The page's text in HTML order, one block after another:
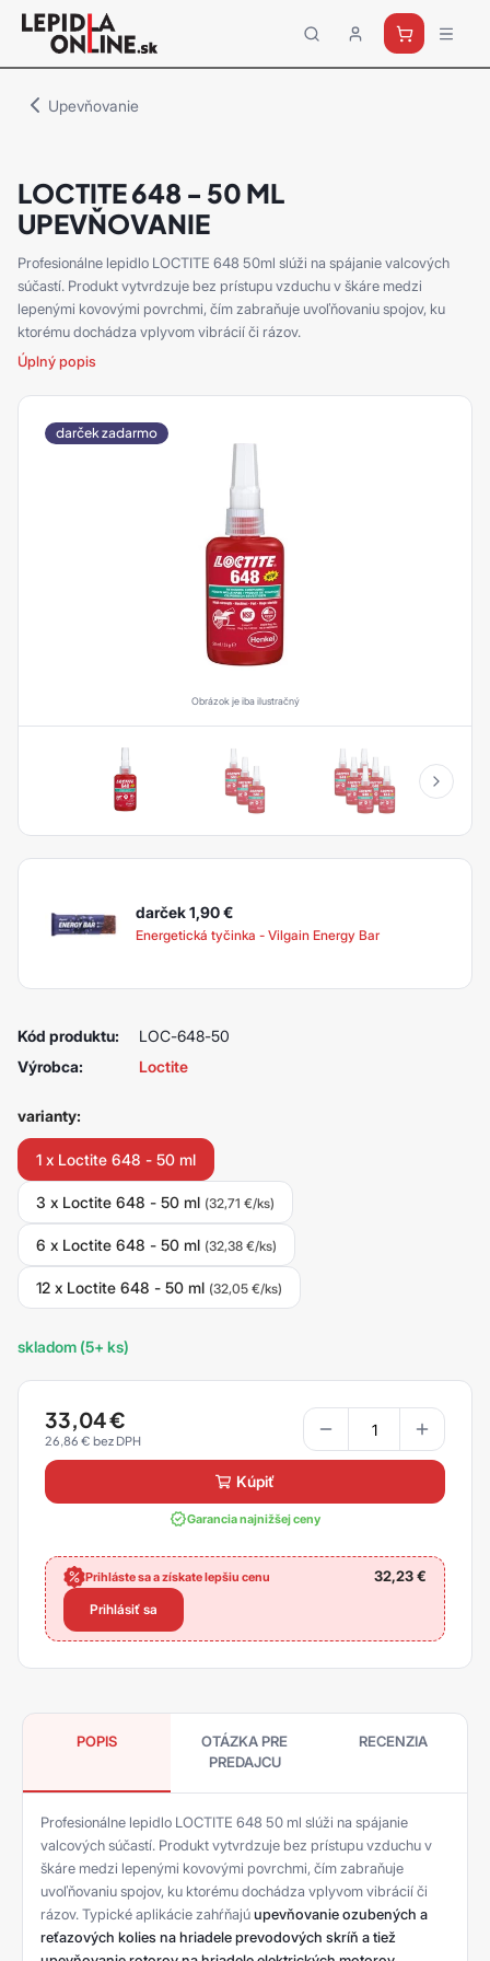
Priemyselné
lepidlá
Upevňovanie
LOCTITE 648 - 50 ML
UPEVŇOVANIE
Profesionálne lepidlo LOCTITE 648 50ml slúži na spájanie valcových
súčastí. Produkt vytvrdzuje bez prístupu vzduchu v škáre medzi
lepenými kovovými povrchmi, čím zabraňuje uvoľňovaniu spojov, ku
ktorému dochádza vplyvom vibrácií či rázov.
Úplný popis
darček zadarmo
Obrázok je iba ilustračný
darček 1,90€
Energetická tyčinka - Vilgain Energy Bar
Kód produktu:
LOC-648-50
Výrobca:
Loctite
varianty:
1 x Loctite 648 - 50 ml
3 x Loctite 648 - 50 ml (32,71 €/ks)
6 x Loctite 648 - 50 ml (32,38 €/ks)
12 x Loctite 648 - 50 ml (32,05 €/ks)
skladom (5+ ks)
33,04€
26,86 €
kúpiť
Garancia najnižšej ceny
Prihláste sa a získate lepšiu cenu 32,23€
Prihlásiť sa
POPIS
OTÁZKA PRE
PREDAJCU
RECENZIA
Profesionálne lepidlo LOCTITE 648 50 ml slúži na spájanie
valcových súčastí. Produkt vytvrdzuje bez prístupu vzduchu v
škáre medzi lepenými kovovými povrchmi, čím zabraňuje
uvoľňovaniu spojov, ku ktorému dochádza vplyvom vibrácií či
rázov. Typické aplikácie zahŕňajúupevňovanie ozubených a
reťazových kolies na hriadele prevodových skríň a tiež